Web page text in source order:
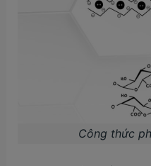
Công thức